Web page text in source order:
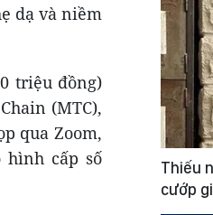
dạ và niềm
triệu đồng)
(MTC),
qua Zoom,
hình cấp số
Thiếu
cướp